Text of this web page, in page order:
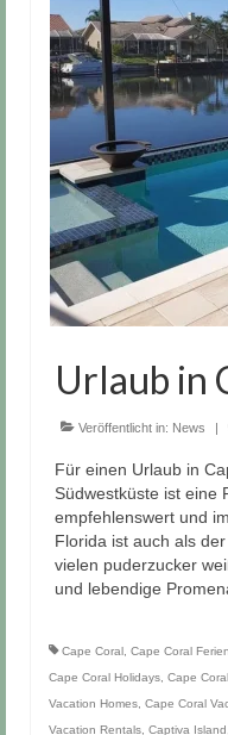
Beratung
News
Kontakt
Urlaub in
Veröffentlicht in: News |
Für einen Urlaub in
Südwestküste ist eine
empfehlenswert und
Florida ist auch als
vielen puderzucker
und lebendige
Cape Coral Cape Coral
Cape Coral Holidays Cape
Vacation Homes Cape Coral
Vacation Rentals Captiva Island